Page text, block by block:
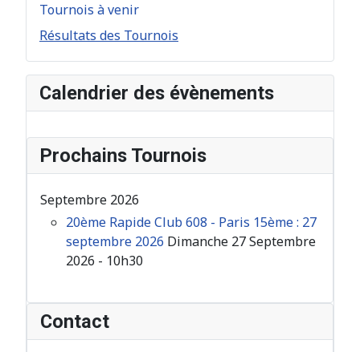
Tournois à venir
Résultats des Tournois
Calendrier des évènements
Prochains Tournois
Septembre 2026
20ème Rapide Club 608 - Paris 15ème : 27
septembre 2026 Dimanche 27 Septembre
2026 - 10h30
Contact